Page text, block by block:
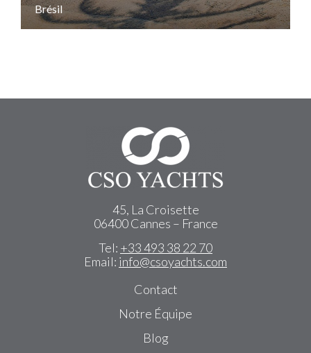
Brésil
45, La Croisette
06400 Cannes – France
Tel: +33 493 38 22 70
Email: info@csoyachts.com
Contact
Notre Équipe
Blog